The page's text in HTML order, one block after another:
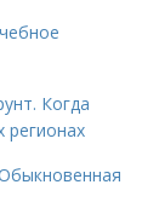
Когда
регионах